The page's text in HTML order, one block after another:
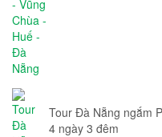
Tour Đà Nẵng ngắm
4 ngày 3 đêm